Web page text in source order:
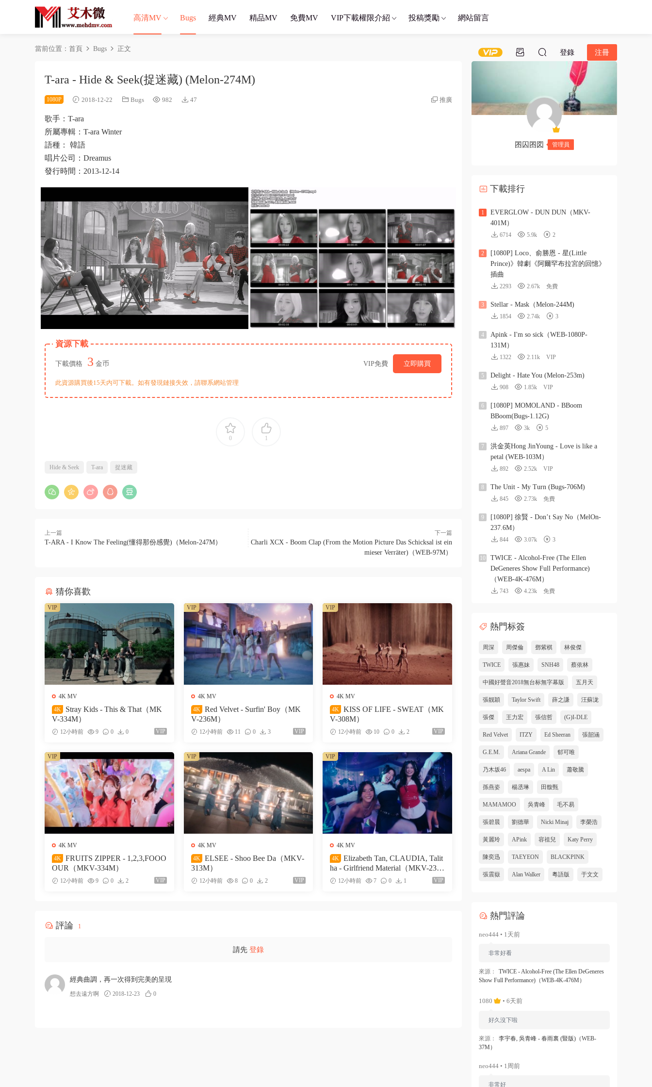
高清MV Bugs 經典MV 精品MV 免費MV VIP下載權限介紹 投稿獎勵 網站留言
登錄 注冊
當前位置： 首頁 Bugs 正文
T-ara - Hide & Seek(捉迷藏) (Melon-274M)
1080P 2018-12-22 Bugs 982 47 推廣
歌手：T-ara
所屬專輯：T-ara Winter
語種： 韓語
唱片公司：Dreamus
發行時間：2013-12-14
資源下載
下載價格 3 金币 VIP免費 立即購買
此資源購買後15天内可下載。如有發現鏈接失效，請聯系網站管理
0 1
Hide & Seek T-ara 捉迷藏
上一篇
T-ARA - I Know The Feeling(懂得那份感覺)（Melon-247M）
下一篇
Charli XCX - Boom Clap (From the Motion Picture Das Schicksal ist ein
mieser Verräter)（WEB-97M）
猜你喜歡
4K MV
4K
Stray Kids - This & That（MK
V-334M）
12小時前 9 0 0 VIP
VIP
4K MV
4K
Red Velvet - Surfin' Boy（MK
V-236M）
12小時前 11 0 3 VIP
VIP
4K MV
4K
KISS OF LIFE - SWEAT（MK
V-308M）
12小時前 10 0 2 VIP
VIP
4K MV
4K
FRUITS ZIPPER - 1,2,3,FOOO
OUR（MKV-334M）
12小時前 9 0 2 VIP
VIP
4K MV
4K
ELSEE - Shoo Bee Da（MKV-
313M）
12小時前 8 0 2 VIP
VIP
4K MV
4K
Elizabeth Tan, CLAUDIA, Talit
ha - Girlfriend Material（MKV-236
M）12小時前 7 0 1 VIP
VIP
評論 1
請先 登錄
經典曲調，再一次得到完美的呈現
想去遠方啊 2018-12-23 0
囨囚囨図 管理員
下載排行
1
EVERGLOW - DUN DUN（MKV-
401M）
6714 5.9k 2
2
[1080P] Loco、俞勝恩 - 星(Little
Prince)》韓劇《阿爾罕布拉宮的回憶》
插曲
2293 2.67k 免費
3 Stellar - Mask（Melon-244M)
1854 2.74k 3
4
Apink - I'm so sick（WEB-1080P-
131M）
1322 2.11k VIP
5 Delight - Hate You (Melon-253m)
908 1.85k VIP
6
[1080P] MOMOLAND - BBoom
BBoom(Bugs-1.12G)
897 3k 5
7
洪金英Hong JinYoung - Love is like a
petal (WEB-103M）
892 2.52k VIP
8 The Unit - My Turn (Bugs-706M)
845 2.73k 免費
9
[1080P] 徐賢 - Don’t Say No（MelOn-
237.6M）
844 3.07k 3
10
TWICE - Alcohol-Free (The Ellen
DeGeneres Show Full Performance)
（WEB-4K-476M）
743 4.23k 免費
熱門标簽
周深 周傑倫 鄧紫棋 林俊傑
TWICE 張惠妹 SNH48 蔡依林
中國好聲音2018無台标無字幕版 五月天
張靓穎 Taylor Swift 薛之謙 汪蘇泷
張傑 王力宏 張信哲 (G)I-DLE
Red Velvet ITZY Ed Sheeran 張韶涵
G.E.M. Ariana Grande 郁可唯
乃木坂46 aespa A Lin 蕭敬騰
孫燕姿 楊丞琳 田馥甄
MAMAMOO 吳青峰 毛不易
張碧晨 劉德華 Nicki Minaj 李榮浩
黃麗玲 APink 容祖兒 Katy Perry
陳奕迅 TAEYEON BLACKPINK
張震嶽 Alan Walker 粵語版 于文文
熱門評論
neo444 • 1天前
非常好看
來源：
TWICE - Alcohol-Free (The Ellen DeGeneres
Show Full Performance)（WEB-4K-476M）
1080 • 6天前
好久沒下啦
來源：
李宇春, 吳青峰 - 春雨裏 (豎版)（WEB-
37M）
neo444 • 1周前
非常好